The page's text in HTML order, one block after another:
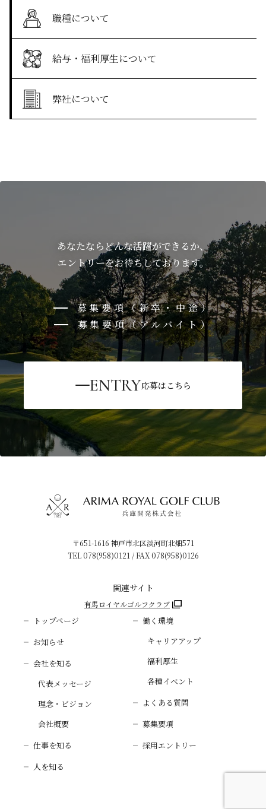
職種について
給与・福利厚生について
弊社について
あなたならどんな活躍ができるか、
エントリーをお待ちしております。
募集要項（新卒・中途）
募集要項（アルバイト）
ENTRY応募はこちら
〒651-1616 神戸市北区淡河町北畑571
TEL 078(958)0121 / FAX 078(958)0126
関連サイト
有馬ロイヤルゴルフクラブ
トップページ
お知らせ
会社を知る
代表メッセージ
理念・ビジョン
会社概要
仕事を知る
人を知る
働く環境
キャリアアップ
福利厚生
各種イベント
よくある質問
募集要項
採用エントリー